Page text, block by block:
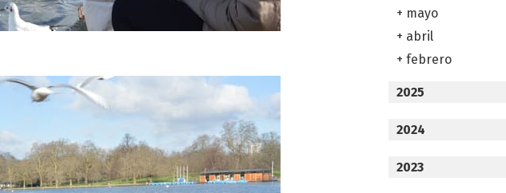
+ mayo
+ abril
+ febrero
2025
2024
2023